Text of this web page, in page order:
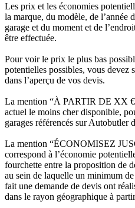
Les prix et les économies
la marque, du modèle, de
garage et du moment et de
être effectuée.
Pour voir le prix le plus bas
potentielles possibles, vous devez
dans l’aperçu de vos devis.
La mention “À PARTIR DE XX
actuel le moins cher disponible,
garages référencés sur Autobutler
La mention “ÉCONOMISEZ
correspond à l’économie
fourchette entre la proposition de
au sein de laquelle un minimum
fait une demande de devis ont
dans le rayon géographique à